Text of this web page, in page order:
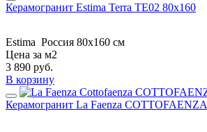
Керамогранит Estima Terra TE02 80x160
Estima Россия 80x160 см
Цена за м2
3 890 руб.
В корзину
Керамогранит La Faenza